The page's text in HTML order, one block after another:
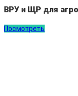
ВРУ и ЩР для
Посмотреть